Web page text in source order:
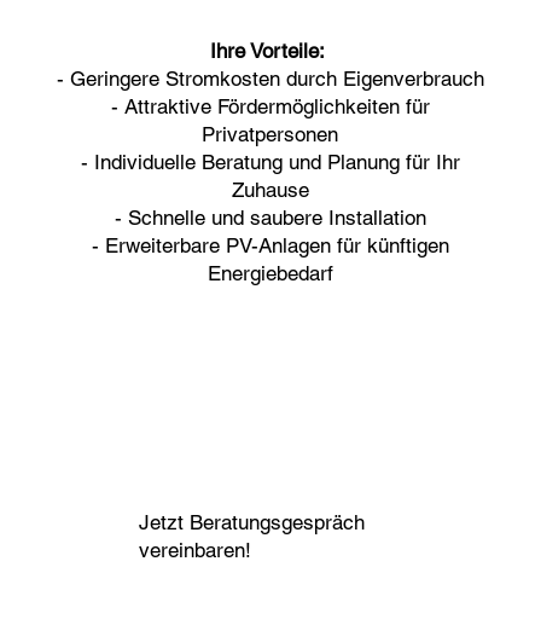
Ihre Vorteile:
- Geringere Stromkosten durch Eigenverbrauch
- Attraktive Fördermöglichkeiten für
Privatpersonen
- Individuelle Beratung und Planung für Ihr
Zuhause
- Schnelle und saubere Installation
- Erweiterbare PV-Anlagen für künftigen
Energiebedarf
Jetzt Beratungsgespräch
vereinbaren!